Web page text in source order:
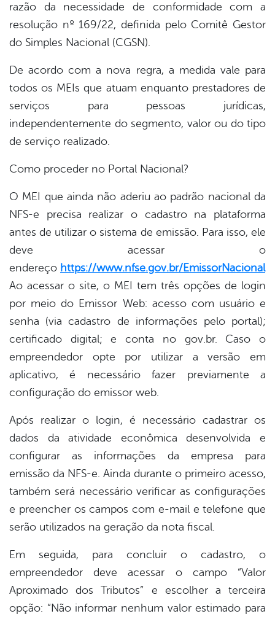
razão da necessidade de conformidade com a
resolução nº 169/22, definida pelo Comitê Gestor
do Simples Nacional (CGSN).
De acordo com a nova regra, a medida vale para
todos os MEIs que atuam enquanto prestadores de
serviços para pessoas jurídicas,
independentemente do segmento, valor ou do tipo
de serviço realizado.
Como proceder no Portal Nacional?
O MEI que ainda não aderiu ao padrão nacional da
NFS-e precisa realizar o cadastro na plataforma
antes de utilizar o sistema de emissão. Para isso, ele
deve acessar o
endereço https://www.nfse.gov.br/EmissorNacional.
Ao acessar o site, o MEI tem três opções de login
por meio do Emissor Web: acesso com usuário e
senha (via cadastro de informações pelo portal);
certificado digital; e conta no gov.br. Caso o
empreendedor opte por utilizar a versão em
aplicativo, é necessário fazer previamente a
configuração do emissor web.
Após realizar o login, é necessário cadastrar os
dados da atividade econômica desenvolvida e
configurar as informações da empresa para
emissão da NFS-e. Ainda durante o primeiro acesso,
também será necessário verificar as configurações
e preencher os campos com e-mail e telefone que
serão utilizados na geração da nota fiscal.
Em seguida, para concluir o cadastro, o
empreendedor deve acessar o campo “Valor
Aproximado dos Tributos” e escolher a terceira
opção: “Não informar nenhum valor estimado para